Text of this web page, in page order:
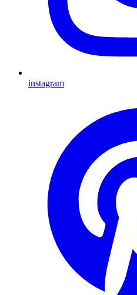
instagram